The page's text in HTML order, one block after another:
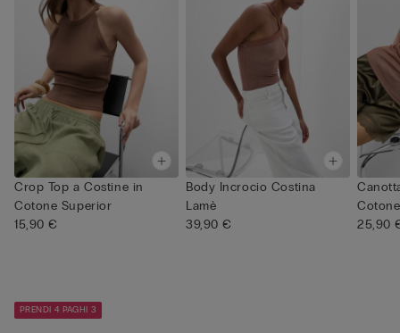
Crop Top a Costine in
Cotone Superior
15,90 €
Body Incrocio Costina
Lamè
39,90 €
25,90
PRENDI 4 PAGHI 3